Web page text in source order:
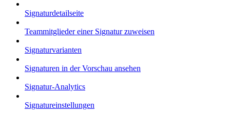
Signaturdetailseite
Teammitglieder einer Signatur zuweisen
Signaturvarianten
Signaturen in der Vorschau ansehen
Signatur-Analytics
Signatureinstellungen